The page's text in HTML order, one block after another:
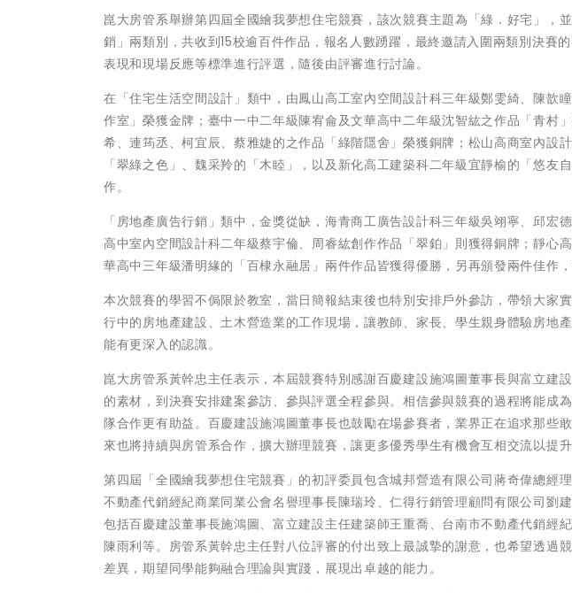
崑大房管系舉辦第四屆全國繪我夢想住宅競賽，該次競賽主題為「綠．好宅」，
銷」兩類別，共收到15校逾百件作品，報名人數踴躍，最終邀請入圍兩類別決賽
表現和現場反應等標準進行評選，隨後由評審進行討論。
在「住宅生活空間設計」類中，由鳳山高工室內空間設計科三年級鄭雯綺、陳歆
作室」榮獲金牌；臺中一中二年級陳宥侖及文華高中二年級沈智紘之作品「青村
希、連筠丞、柯宜辰、蔡雅婕的之作品「綠階隱舍」榮獲銅牌；松山高商室內設
「翠綠之色」、魏采羚的「木睦」，以及新化高工建築科二年級宜靜榆的「悠友
作。
「房地產廣告行銷」類中，金獎從缺，海青商工廣告設計科三年級吳翊寧、邱宏
高中室內空間設計科二年級蔡宇倫、周睿紘創作作品「翠鉑」則獲得銅牌；靜心
華高中三年級潘明緣的「百棣永融居」兩件作品皆獲得優勝，另再頒發兩件佳作
本次競賽的學習不侷限於教室，當日簡報結束後也特別安排戶外參訪，帶領大家
行中的房地產建設、土木營造業的工作現場，讓教師、家長、學生親身體驗房地
能有更深入的認識。
崑大房管系黃幹忠主任表示，本屆競賽特別感謝百慶建設施鴻圖董事長與富立建
的素材，到決賽安排建案參訪、參與評選全程參與。相信參與競賽的過程將能成
隊合作更有助益。百慶建設施鴻圖董事長也鼓勵在場參賽者，業界正在追求那些
來也將持續與房管系合作，擴大辦理競賽，讓更多優秀學生有機會互相交流以提升
第四屆「全國繪我夢想住宅競賽」的初評委員包含城邦營造有限公司蔣奇偉總經
不動產代銷經紀商業同業公會名譽理事長陳瑞玲、仁得行銷管理顧問有限公司劉
包括百慶建設董事長施鴻圖、富立建設主任建築師王重喬、台南市不動產代銷經
陳雨利等。房管系黃幹忠主任對八位評審的付出致上最誠摯的謝意，也希望透過
差異，期望同學能夠融合理論與實踐，展現出卓越的能力。